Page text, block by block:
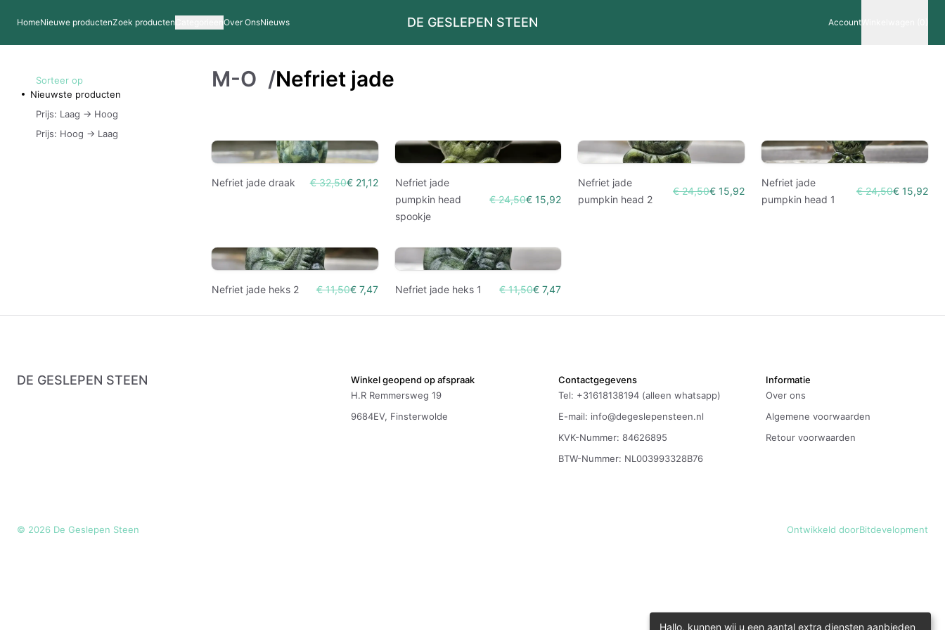
HomeNieuwe productenZoek producten Over OnsNieuws DE GESLEPEN STEEN Account
Sorteer op
Nieuwste producten
Prijs: Laag -> Hoog
Prijs: Hoog -> Laag
M-O /Nefriet jade
Nefriet jade draak € 32,50€ 21,12
Nefriet jade
pumpkin head
spookje
€ 24,50€ 15,92
Nefriet jade
pumpkin head 2
€ 24,50€ 15,92
Nefriet jade
pumpkin head 1
€ 24,50€ 15,92
Nefriet jade heks 2 € 11,50€ 7,47 Nefriet jade heks 1 € 11,50€ 7,47
DE GESLEPEN STEEN
Winkel geopend op afspraak
H.R Remmersweg 19
9684EV, Finsterwolde
Contactgegevens
Tel: +31618138194 (alleen whatsapp)
E-mail: info@degeslepensteen.nl
KVK-Nummer: 84626895
BTW-Nummer: NL003993328B76
Informatie
Over ons
Algemene voorwaarden
Retour voorwaarden
© 2026 De Geslepen Steen Ontwikkeld doorBitdevelopment
Hallo, kunnen wij u een aantal extra diensten aanbieden